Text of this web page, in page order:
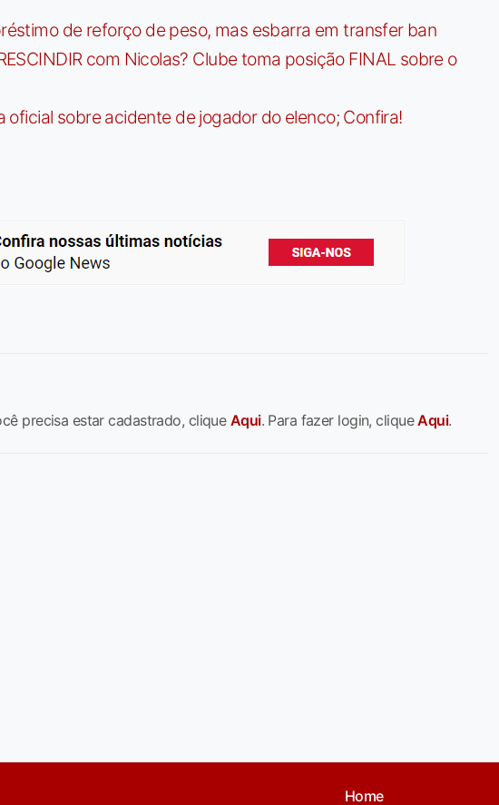
de reforço de peso, mas esbarra em transfer ban
com Nicolas? Clube toma posição FINAL sobre o
oficial sobre acidente de jogador do elenco; Confira!
precisa estar cadastrado, cliqueAqui. Para fazer login, cliqueAqui.
Home